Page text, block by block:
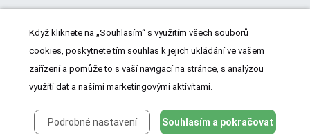
© 2026MeDitorial| ISSN 1805-3408
Když kliknete na „Souhlasím“ s využitím všech souborů
cookies, poskytnete tím souhlas k jejich ukládání ve vašem
zařízení a pomůže to s vaší navigací na stránce, s analýzou
využití dat a našimi marketingovými aktivitami.
Podrobné nastavení Souhlasím a pokračovat